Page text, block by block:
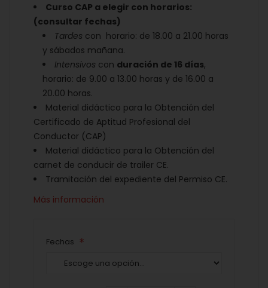
Curso CAP a elegir con horarios:
(consultar fechas)
Tardes con horario: de 18.00 a 21.00 horas
y sábados mañana.
Intensivos con duración de 16 días,
horario: de 9.00 a 13.00 horas y de 16.00 a
20.00 horas.
Material didáctico para la Obtención del
Certificado de Aptitud Profesional del
Conductor (CAP)
Material didáctico para la Obtención del
carnet de conducir de trailer CE.
Tramitación del expediente del Permiso CE.
Más información
Fechas